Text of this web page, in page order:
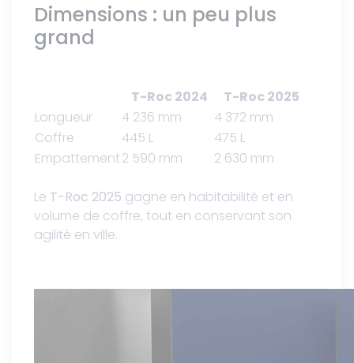
Dimensions : un peu plus
grand
T-Roc 2024
T-Roc 2025
Longueur
4 236 mm
4 372 mm
Coffre
445 L
475 L
Empattement2 590 mm 2 630 mm
Le T-Roc 2025 gagne en habitabilité et en
volume de coffre, tout en conservant son
agilité en ville.